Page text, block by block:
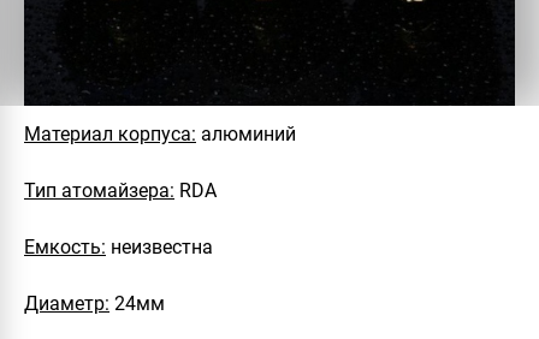
Материал корпуса: алюминий
Тип атомайзера: RDA
Емкость: неизвестна
Диаметр: 24мм